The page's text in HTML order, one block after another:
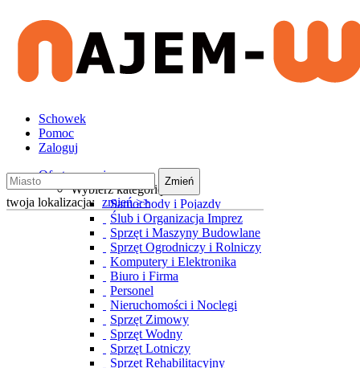
Schowek
Pomoc
Zaloguj
Zmień
twoja lokalizacja: zmień >>
Oferty wynajmu
Wybierz kategorię
Samochody i Pojazdy
Ślub i Organizacja Imprez
Sprzęt i Maszyny Budowlane
Sprzęt Ogrodniczy i Rolniczy
Komputery i Elektronika
Biuro i Firma
Personel
Nieruchomości i Noclegi
Sprzęt Zimowy
Sprzęt Wodny
Sprzęt Lotniczy
Sprzęt Rehabilitacyjny